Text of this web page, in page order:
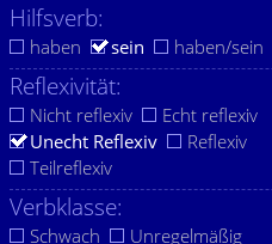
Hilfsverb:
haben sein haben/sein
Reflexivität:
Nicht reflexiv
Echt reflexiv
Unecht Reflexiv
Reflexiv
Teilreflexiv
Verbklasse:
Schwach
Unregelmäßig